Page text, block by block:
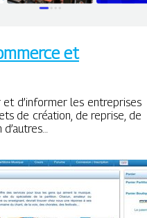
et
et d’informer les entreprises
de création, de reprise, de